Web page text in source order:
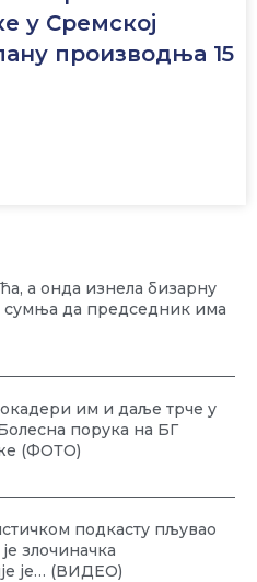
у Сремској
производња 15
а онда изнела бизарну
сумња да председник има
им и даље трче у
порука на БГ
(ФОТО)
подкасту пљувао
злочиначка
је… (ВИДЕО)